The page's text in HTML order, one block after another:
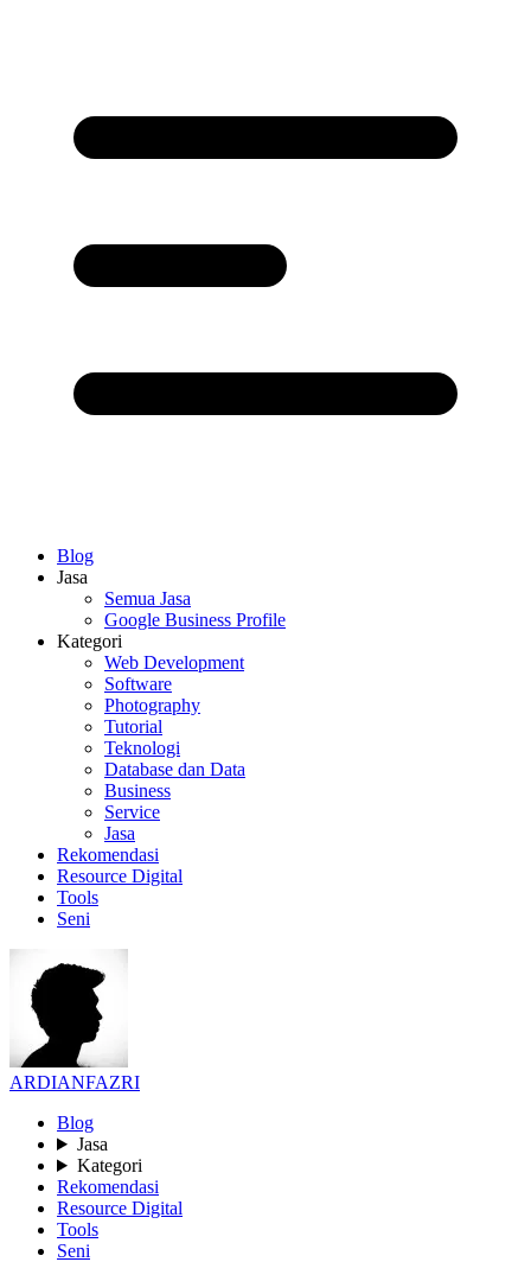
Blog
Jasa
Semua Jasa
Google Business Profile
Kategori
Web Development
Software
Photography
Tutorial
Teknologi
Database dan Data
Business
Service
Jasa
Rekomendasi
Resource Digital
Tools
Seni
ARDIANFAZRI
Blog
Jasa
Kategori
Rekomendasi
Resource Digital
Tools
Seni